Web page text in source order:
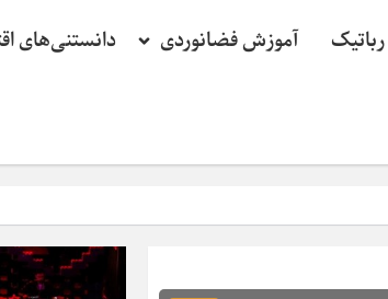
آموزش فضانوردی دانستنی‌های